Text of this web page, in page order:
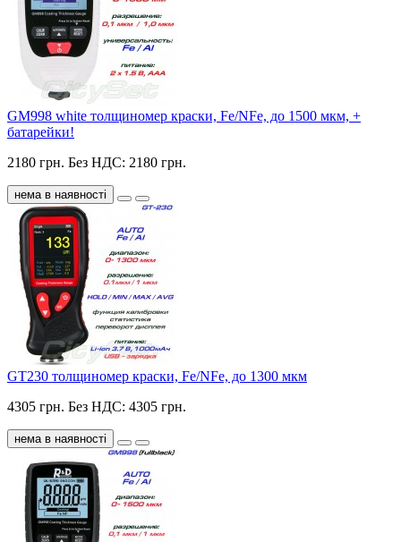
GM998 white толщиномер краски, Fe/NFe, до 1500 мкм, +
батарейки!
2180 грн. Без НДС: 2180 грн.
нема в наявності
GT230 толщиномер краски, Fe/NFe, до 1300 мкм
4305 грн. Без НДС: 4305 грн.
нема в наявності